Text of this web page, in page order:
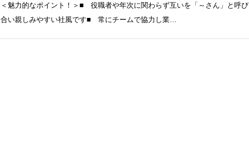
＜魅力的なポイント！＞■ 役職者や年次に関わらず互いを「～さん」と呼び
合い親しみやすい社風です■ 常にチームで協力し業…